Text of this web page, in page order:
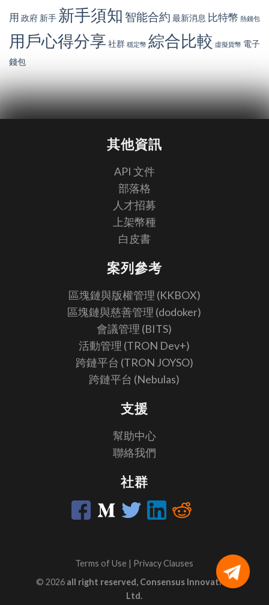
用 政府 新手 新手須知 智能合約 最新消息 比特幣 熱錢包
用戶心得分享 社群 穩定幣 綜合比較 虛擬貨幣 電子
錢包
其他資訊
API 文件
部落格
人才招募
上架幣種
白皮書
案列參考
區塊鏈與版權管理 (KKBOX)
區塊鏈與慈善管理 (dodoker)
會議管理 (BITS)
活動管理 (TRON Dev+)
跨鏈平台 (TRON JOYSO)
跨鏈平台 (Nebulas)
支援
幫助中心
聯絡我們
社群
Terms of Use | Privacy Clauses
© 2026 all right reserved, Consensus Innovation
Ltd.